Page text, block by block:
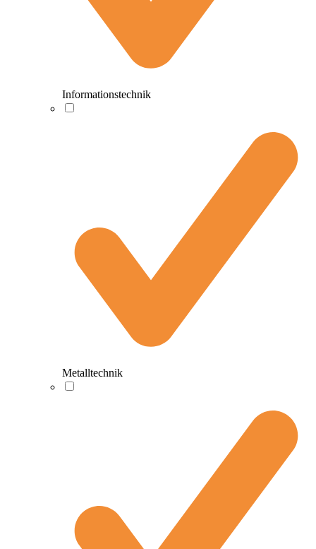
Informationstechnik
Metalltechnik